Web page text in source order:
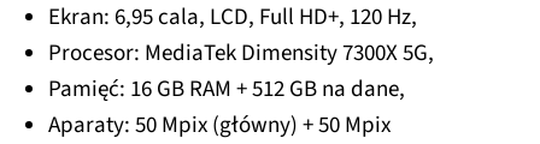
Ekran: 6,95 cala, LCD, Full HD+, 120 Hz,
Procesor: MediaTek Dimensity 7300X 5G,
Pamięć: 16 GB RAM + 512 GB na dane,
Aparaty: 50 Mpix (główny) + 50 Mpix